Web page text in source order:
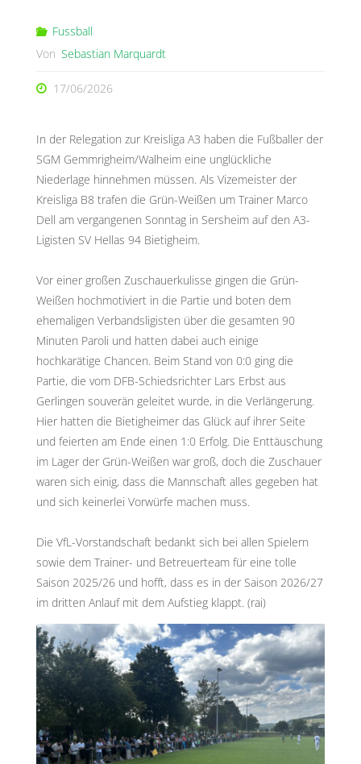
Fussball
Von Sebastian Marquardt
17/06/2026
In der Relegation zur Kreisliga A3 haben die Fußballer der
SGM Gemmrigheim/Walheim eine unglückliche
Niederlage hinnehmen müssen. Als Vizemeister der
Kreisliga B8 trafen die Grün-Weißen um Trainer Marco
Dell am vergangenen Sonntag in Sersheim auf den A3-
Ligisten SV Hellas 94 Bietigheim.
Vor einer großen Zuschauerkulisse gingen die Grün-
Weißen hochmotiviert in die Partie und boten dem
ehemaligen Verbandsligisten über die gesamten 90
Minuten Paroli und hatten dabei auch einige
hochkarätige Chancen. Beim Stand von 0:0 ging die
Partie, die vom DFB-Schiedsrichter Lars Erbst aus
Gerlingen souverän geleitet wurde, in die Verlängerung.
Hier hatten die Bietigheimer das Glück auf ihrer Seite
und feierten am Ende einen 1:0 Erfolg. Die Enttäuschung
im Lager der Grün-Weißen war groß, doch die Zuschauer
waren sich einig, dass die Mannschaft alles gegeben hat
und sich keinerlei Vorwürfe machen muss.
Die VfL-Vorstandschaft bedankt sich bei allen Spielern
sowie dem Trainer- und Betreuerteam für eine tolle
Saison 2025/26 und hofft, dass es in der Saison 2026/27
im dritten Anlauf mit dem Aufstieg klappt. (rai)